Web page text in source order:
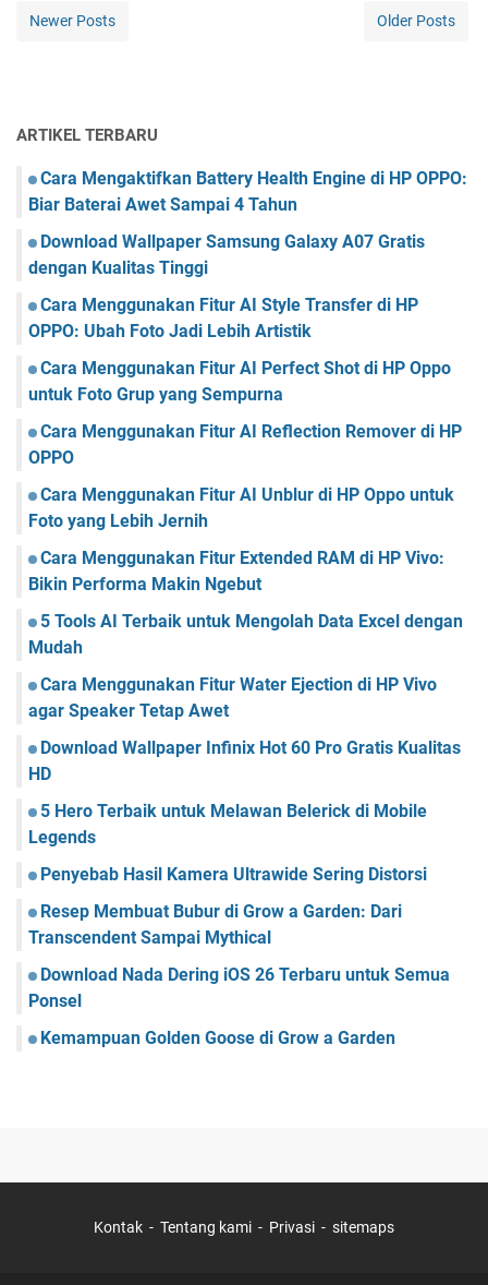
Newer Posts Older Posts
ARTIKEL TERBARU
Cara Mengaktifkan Battery Health Engine di HP OPPO:
Biar Baterai Awet Sampai 4 Tahun
Download Wallpaper Samsung Galaxy A07 Gratis
dengan Kualitas Tinggi
Cara Menggunakan Fitur AI Style Transfer di HP
OPPO: Ubah Foto Jadi Lebih Artistik
Cara Menggunakan Fitur AI Perfect Shot di HP Oppo
untuk Foto Grup yang Sempurna
Cara Menggunakan Fitur AI Reflection Remover di HP
OPPO
Cara Menggunakan Fitur AI Unblur di HP Oppo untuk
Foto yang Lebih Jernih
Cara Menggunakan Fitur Extended RAM di HP Vivo:
Bikin Performa Makin Ngebut
5 Tools AI Terbaik untuk Mengolah Data Excel dengan
Mudah
Cara Menggunakan Fitur Water Ejection di HP Vivo
agar Speaker Tetap Awet
Download Wallpaper Infinix Hot 60 Pro Gratis Kualitas
HD
5 Hero Terbaik untuk Melawan Belerick di Mobile
Legends
Penyebab Hasil Kamera Ultrawide Sering Distorsi
Resep Membuat Bubur di Grow a Garden: Dari
Transcendent Sampai Mythical
Download Nada Dering iOS 26 Terbaru untuk Semua
Ponsel
Kemampuan Golden Goose di Grow a Garden
Kontak Tentang kami Privasi sitemaps